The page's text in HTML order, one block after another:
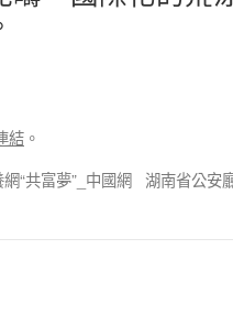
結 。
“共富夢”_中國網 湖南省公安